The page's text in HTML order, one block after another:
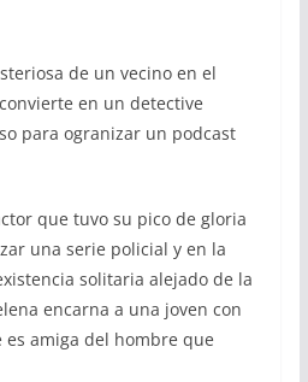
de un vecino en el
en un detective
para ogranizar un podcast
que tuvo su pico de gloria
una serie policial y en la
solitaria alejado de la
encarna a una joven con
amiga del hombre que